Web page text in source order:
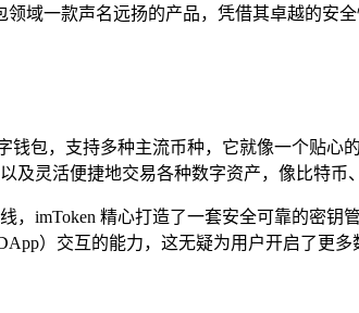
领域一款声名远扬的产品，凭借其卓越的安
钱包，支持多种主流币种，它就像一个贴心
及灵活便捷地交易各种数字资产，像比特币
，imToken 精心打造了一套安全可靠的密
）交互的能力，这无疑为用户开启了更